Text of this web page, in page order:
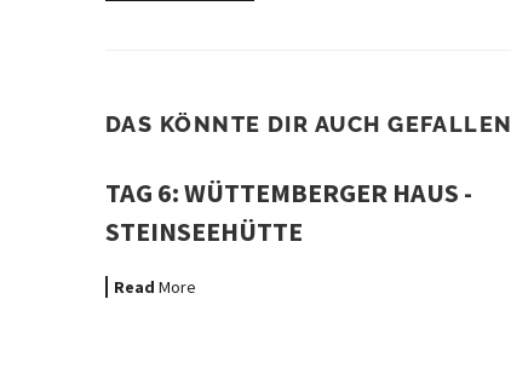
DAS KÖNNTE DIR AUCH GEFALLEN
TAG 6: WÜTTEMBERGER HAUS -
STEINSEEHÜTTE
Read More